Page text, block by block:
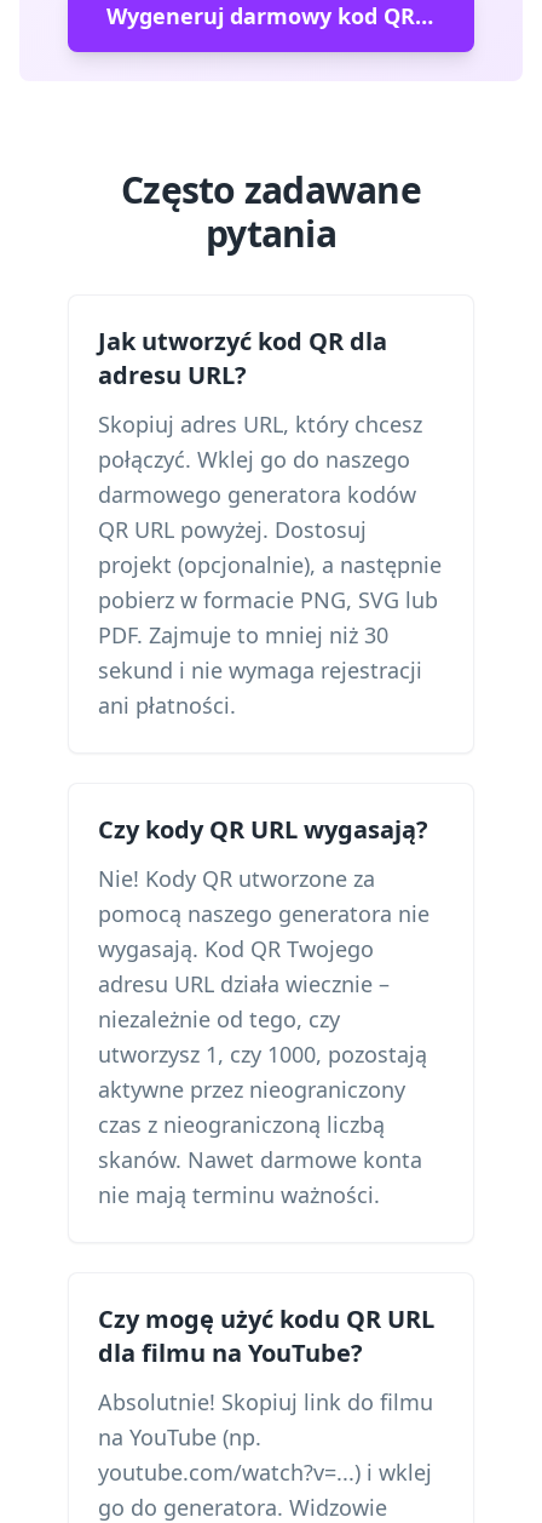
Wygeneruj darmowy kod QR teraz
Często zadawane
pytania
Jak utworzyć kod QR dla
adresu URL?
Skopiuj adres URL, który chcesz
połączyć. Wklej go do naszego
darmowego generatora kodów
QR URL powyżej. Dostosuj
projekt (opcjonalnie), a następnie
pobierz w formacie PNG, SVG lub
PDF. Zajmuje to mniej niż 30
sekund i nie wymaga rejestracji
ani płatności.
Czy kody QR URL wygasają?
Nie! Kody QR utworzone za
pomocą naszego generatora nie
wygasają. Kod QR Twojego
adresu URL działa wiecznie –
niezależnie od tego, czy
utworzysz 1, czy 1000, pozostają
aktywne przez nieograniczony
czas z nieograniczoną liczbą
skanów. Nawet darmowe konta
nie mają terminu ważności.
Czy mogę użyć kodu QR URL
dla filmu na YouTube?
Absolutnie! Skopiuj link do filmu
na YouTube (np.
youtube.com/watch?v=...) i wklej
go do generatora. Widzowie